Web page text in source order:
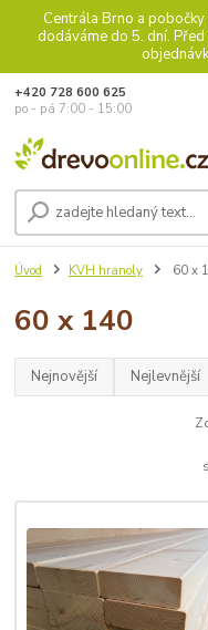
Centrála Brno a
dodáváme do 5. dní.
+420 728 600 625
po - pá 7:00 - 15:00
Úvod KVH hranoly 60 x
60 x 140
Nejnovější Nejlevnější